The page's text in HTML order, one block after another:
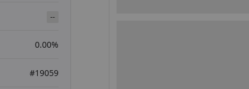
--
0.00%
#19059